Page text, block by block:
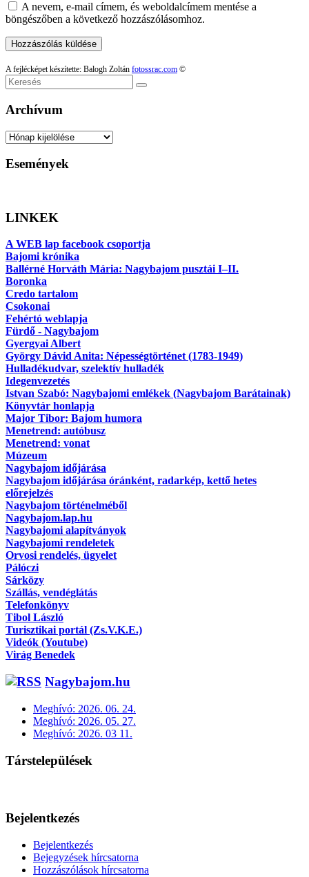
A nevem, e-mail címem, és weboldalcímem mentése a
böngészőben a következő hozzászólásomhoz.
A fejlécképet készítette: Balogh Zoltán fotossrac.com ©
Keresés
Archívum
Archívum
Események
LINKEK
A WEB lap facebook csoportja
Bajomi krónika
Ballérné Horváth Mária: Nagybajom pusztái I–II.
Boronka
Credo tartalom
Csokonai
Fehértó weblapja
Fürdő - Nagybajom
Gyergyai Albert
György Dávid Anita: Népességtörténet (1783-1949)
Hulladékudvar, szelektív hulladék
Idegenvezetés
Istvan Szabó: Nagybajomi emlékek (Nagybajom Barátainak)
Könyvtár honlapja
Major Tibor: Bajom humora
Menetrend: autóbusz
Menetrend: vonat
Múzeum
Nagybajom időjárása
Nagybajom időjárása óránként, radarkép, kettő hetes
előrejelzés
Nagybajom történelméből
Nagybajom.lap.hu
Nagybajomi alapítványok
Nagybajomi rendeletek
Orvosi rendelés, ügyelet
Pálóczi
Sárközy
Szállás, vendéglátás
Telefonkönyv
Tibol László
Turisztikai portál (Zs.V.K.E.)
Videók (Youtube)
Virág Benedek
Nagybajom.hu
Meghívó: 2026. 06. 24.
Meghívó: 2026. 05. 27.
Meghívó: 2026. 03 11.
Társtelepülések
Bejelentkezés
Bejelentkezés
Bejegyzések hírcsatorna
Hozzászólások hírcsatorna